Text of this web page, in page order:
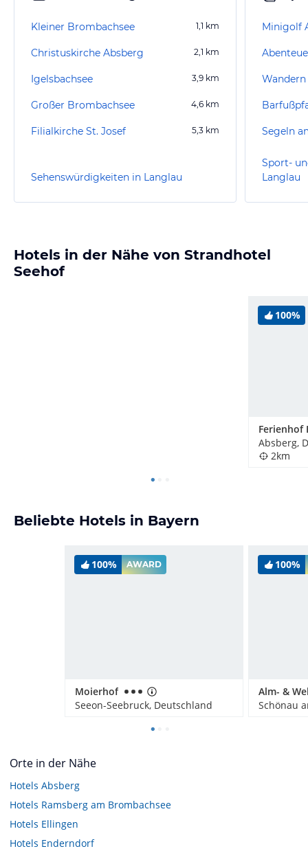
Kleiner Brombachsee 1,1 km
Christuskirche Absberg 2,1 km
Igelsbachsee 3,9 km
Großer Brombachsee 4,6 km
Filialkirche St. Josef 5,3 km
Sehenswürdigkeiten in Langlau
Minigolf
Sport-
Langlau
Hotels in der Nähe von Strandhotel
Seehof
100%
Ferienhof
Absberg,
2km
Beliebte Hotels in Bayern
100% AWARD
Moierhof
Seeon-Seebruck, Deutschland
100%
Orte in der Nähe
Hotels Absberg
Hotels Ramsberg am Brombachsee
Hotels Ellingen
Hotels Enderndorf